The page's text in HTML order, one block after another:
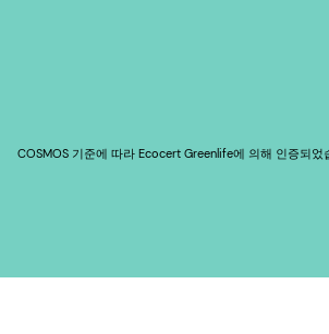
COSMOS 기준에 따라 Ecocert Greenlife에 의해 인증되었